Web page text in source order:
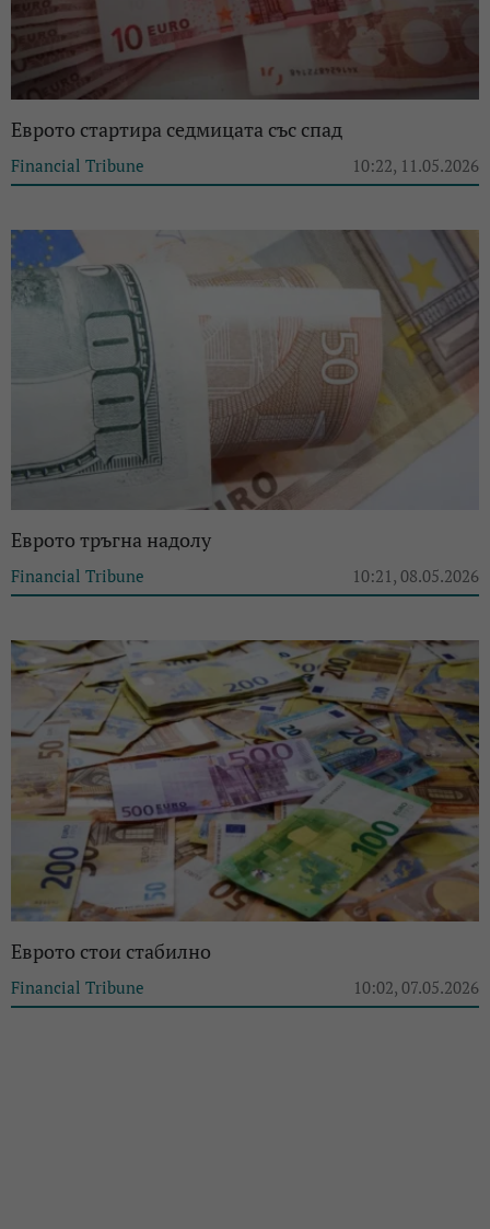
Еврото стартира седмицата със спад
Financial Tribune 10:22, 11.05.2026
Еврото тръгна надолу
Financial Tribune 10:21, 08.05.2026
Еврото стои стабилно
Financial Tribune 10:02, 07.05.2026